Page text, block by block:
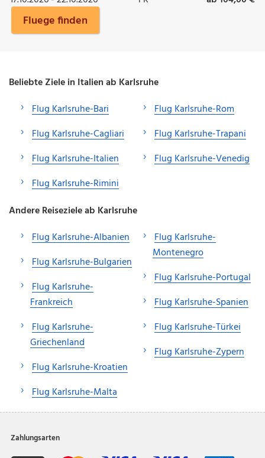
Fluege finden
Beliebte Ziele in Italien ab Karlsruhe
Flug Karlsruhe-Bari
Flug Karlsruhe-Cagliari
Flug Karlsruhe-Italien
Flug Karlsruhe-Rimini
Flug Karlsruhe-Rom
Flug Karlsruhe-Trapani
Flug Karlsruhe-Venedig
Andere Reiseziele ab Karlsruhe
Flug Karlsruhe-Albanien
Flug Karlsruhe-Bulgarien
Flug Karlsruhe-
Frankreich
Flug Karlsruhe-
Griechenland
Flug Karlsruhe-Kroatien
Flug Karlsruhe-Malta
Flug Karlsruhe-
Montenegro
Flug Karlsruhe-Portugal
Flug Karlsruhe-Spanien
Flug Karlsruhe-Türkei
Flug Karlsruhe-Zypern